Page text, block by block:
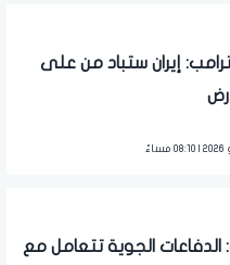
إيران ستباد من على
الدفاعات الجوية تتعامل مع